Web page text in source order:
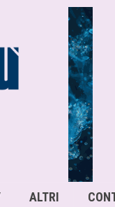
ALTRI